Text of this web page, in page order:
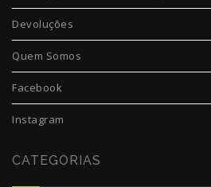
Devoluções
Quem Somos
Facebook
Instagram
CATEGORIAS